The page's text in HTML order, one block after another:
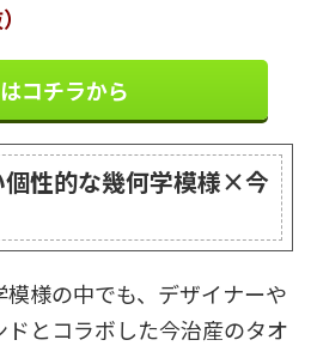
コチラから
個性的な幾何学模様×今
様の中でも、デザイナーや
とコラボした今治産のタオ